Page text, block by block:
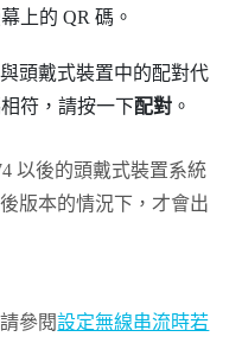
上的 QR 碼。
頭戴式裝置中的配對代
符，請按一下配對 。
以後的頭戴式裝置系統
版本的情況下，才會出
參閱設定無線串流時若